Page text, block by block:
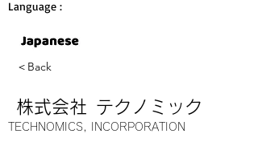
Language :
＜Back
株式会社 テクノミック
TECHNOMICS, INCORPORATION